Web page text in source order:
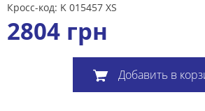
Кросс-код: K 015457 XS
2804 грн
Добавить в